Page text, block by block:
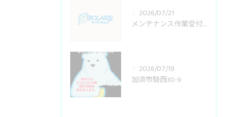
2026/07/21
メンテナンス作業受付変更
2026/07/19
加須市騎西30-9